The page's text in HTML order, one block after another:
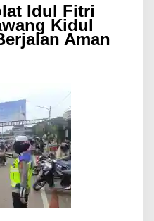
Idul Fitri
Kidul
Aman